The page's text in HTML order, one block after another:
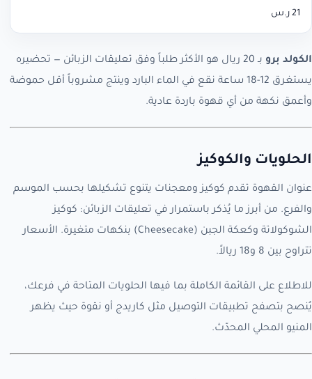
21 ر.س
الكولد برو
بـ 20 ريال هو الأكثر طلباً وفق تعليقات الزبائن — تحضيره
يستغرق 12-18 ساعة نقع في الماء البارد وينتج مشروباً أقل حموضة
وأعمق نكهة من أي قهوة باردة عادية.
الحلويات والكوكيز
عنوان القهوة تقدم كوكيز ومعجنات يتنوع تشكيلها بحسب الموسم
والفرع. من أبرز ما يُذكر باستمرار في تعليقات الزبائن: كوكيز
الشوكولاتة وكعكة الجبن (Cheesecake) بنكهات متغيرة. الأسعار
تتراوح بين 8 و18 ريالاً.
للاطلاع على القائمة الكاملة بما فيها الحلويات المتاحة في فرعك،
يُنصح بتصفح تطبيقات التوصيل مثل كاريدج أو نقوة حيث يظهر
المنيو المحلي المحدّث.